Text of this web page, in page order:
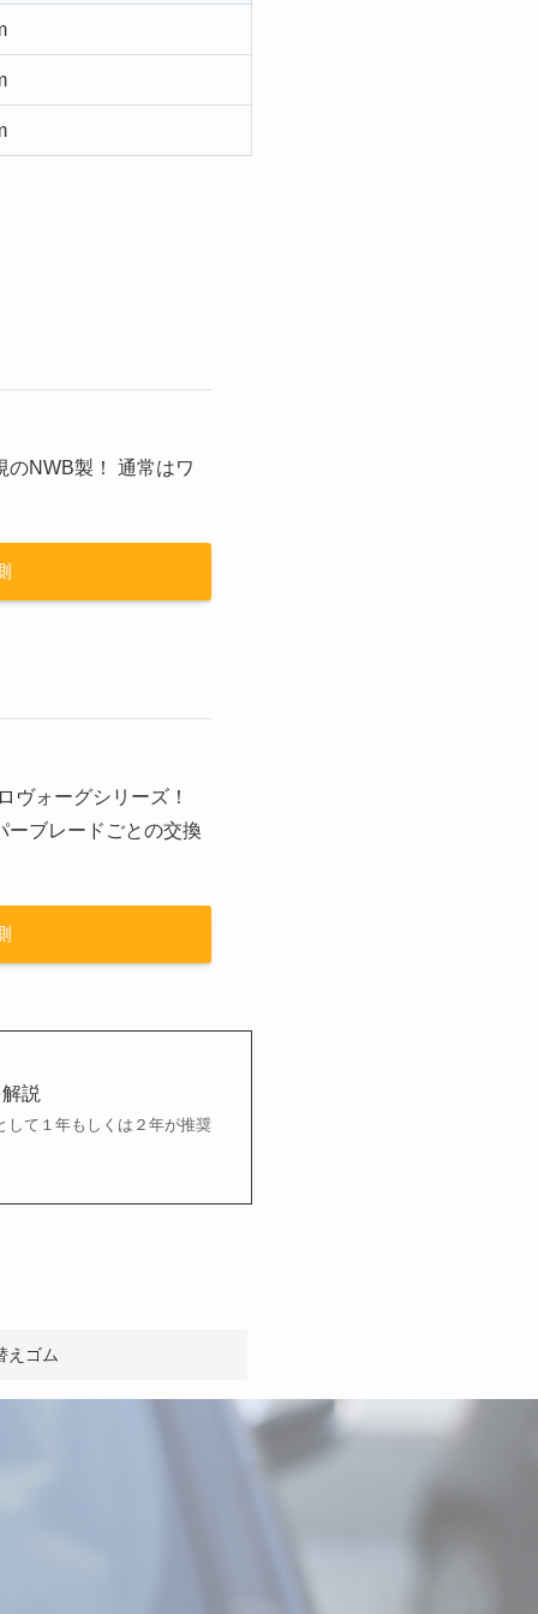
のNWB製！ 通常はワ
ヴォーグシリーズ！
ーブレードごとの交換
説
して１年もしくは２年が推奨
えゴム